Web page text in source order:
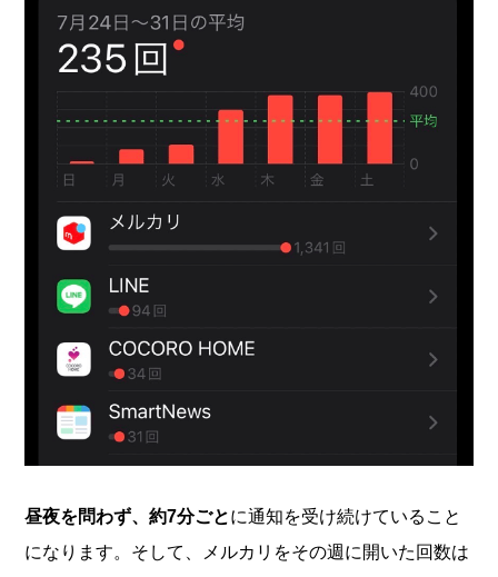
昼夜を問わず、約7分ごとに通知を受け続けていること
になります。そして、メルカリをその週に開いた回数は